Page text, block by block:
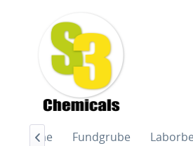
Home Fundgrube
